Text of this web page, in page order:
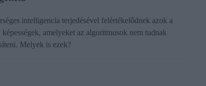
intelligencia terjedésével felértékelődnek azok a
amelyeket az algoritmusok nem tudnak
Melyek is ezek?